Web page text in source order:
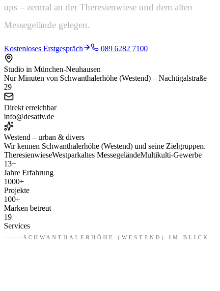
ups – zentral an der Theresienwiese und dem alten
Messegelände gelegen.
Kostenloses Erstgespräch 089 6282 7100
Studio in München-Neuhausen
Nur Minuten von Schwanthalerhöhe (Westend) – Nachtigalstraße
29
Direkt erreichbar
info@desativ.de
Westend – urban & divers
Wir kennen Schwanthalerhöhe (Westend) und seine Zielgruppen.
TheresienwieseWestparkaltes MessegeländeMultikulti-Gewerbe
13+
Jahre Erfahrung
1000+
Projekte
100+
Marken betreut
19
Services
SCHWANTHALERHÖHE (WESTEND) IM BLICK